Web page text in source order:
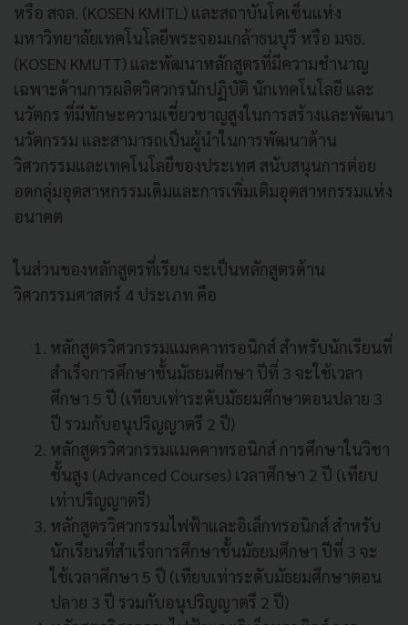
หรือ สจล. (KOSEN KMITL) และสถาบันโคเซ็นแห่ง
มหาวิทยาลัยเทคโนโลยีพระจอมเกล้าธนบุรี หรือ มจธ.
(KOSEN KMUTT) และพัฒนาหลักสูตรที่มีความชำนาญ
เฉพาะด้านการผลิตวิศวกรนักปฏิบัติ นักเทคโนโลยี และ
นวัตกร ที่มีทักษะความเชี่ยวชาญสูงในการสร้างและพัฒนา
นวัตกรรม และสามารถเป็นผู้นำในการพัฒนาด้าน
วิศวกรรมและเทคโนโลยีของประเทศ สนับสนุนการต่อย
อดกลุ่มอุตสาหกรรมเดิมและการเพิ่มเติมอุตสาหกรรมแห่ง
อนาคต
ในส่วนของหลักสูตรที่เรียน จะเป็นหลักสูตรด้าน
วิศวกรรมศาสตร์ 4 ประเภท คือ
หลักสูตรวิศวกรรมแมคคาทรอนิกส์ สำหรับนักเรียนที่
สำเร็จการศึกษาชั้นมัธยมศึกษา ปีที่ 3 จะใช้เวลา
ศึกษา 5 ปี (เทียบเท่าระดับมัธยมศึกษาตอนปลาย 3
ปี รวมกับอนุปริญญาตรี 2 ปี)
หลักสูตรวิศวกรรมแมคคาทรอนิกส์ การศึกษาในวิชา
ชั้นสูง (Advanced Courses) เวลาศึกษา 2 ปี (เทียบ
เท่าปริญญาตรี)
หลักสูตรวิศวกรรมไฟฟ้าและอิเล็กทรอนิกส์ สำหรับ
นักเรียนที่สำเร็จการศึกษาชั้นมัธยมศึกษา ปีที่ 3 จะ
ใช้เวลาศึกษา 5 ปี (เทียบเท่าระดับมัธยมศึกษาตอน
ปลาย 3 ปี รวมกับอนุปริญญาตรี 2 ปี)